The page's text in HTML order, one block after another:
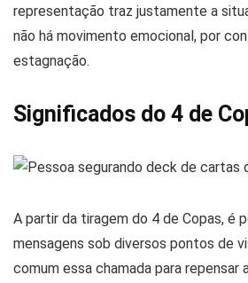
representação traz justamente a
não há movimento emocional, por
estagnação.
Significados do 4 de
A partir da tiragem do 4 de Copas, é
mensagens sob diversos pontos de
comum essa chamada para repensar